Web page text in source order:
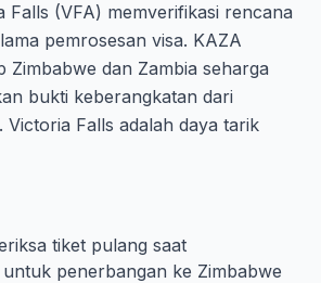
Falls (VFA) memverifikasi rencana
pemrosesan visa. KAZA
Zimbabwe dan Zambia seharga
bukti keberangkatan dari
Victoria Falls adalah daya tarik
tiket pulang saat
penerbangan ke Zimbabwe